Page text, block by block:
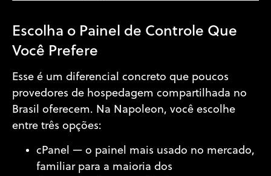
Escolha o Painel de Controle Que
Você Prefere
Esse é um diferencial concreto que poucos
provedores de hospedagem compartilhada no
Brasil oferecem. Na Napoleon, você escolhe
entre três opções:
cPanel — o painel mais usado no mercado,
familiar para a maioria dos